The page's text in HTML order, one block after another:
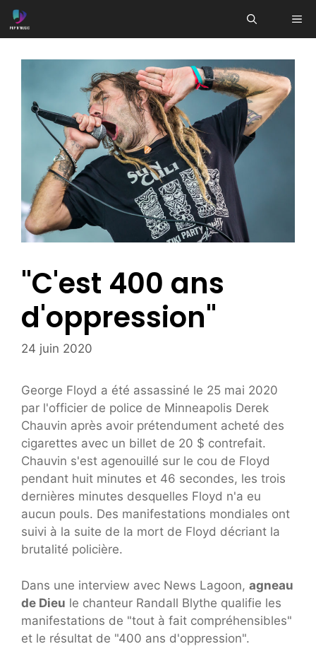
Aller
au
"C'est 400 ans
d'oppression"
24 juin 2020
George Floyd a été assassiné le 25 mai 2020
par l'officier de police de Minneapolis Derek
Chauvin après avoir prétendument acheté des
cigarettes avec un billet de 20 $ contrefait.
Chauvin s'est agenouillé sur le cou de Floyd
pendant huit minutes et 46 secondes, les trois
dernières minutes desquelles Floyd n'a eu
aucun pouls. Des manifestations mondiales ont
suivi à la suite de la mort de Floyd décriant la
brutalité policière.
Dans une interview avec News Lagoon, agneau
de Dieu le chanteur Randall Blythe qualifie les
manifestations de "tout à fait compréhensibles"
et le résultat de "400 ans d'oppression".